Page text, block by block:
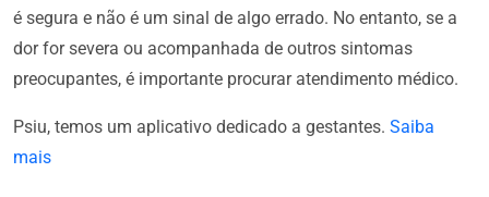
é segura e não é um sinal de algo errado. No entanto, se a
dor for severa ou acompanhada de outros sintomas
preocupantes, é importante procurar atendimento médico.
Psiu, temos um aplicativo dedicado a gestantes. Saiba
mais